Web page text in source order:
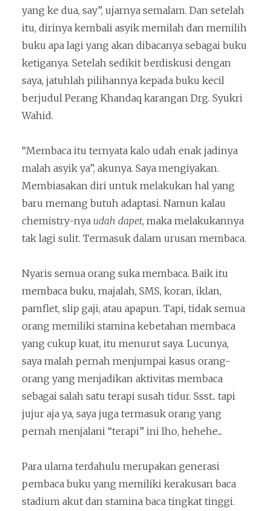
yang ke dua, say”, ujarnya semalam. Dan setelah
itu, dirinya kembali asyik memilah dan memilih
buku apa lagi yang akan dibacanya sebagai buku
ketiganya. Setelah sedikit berdiskusi dengan
saya, jatuhlah pilihannya kepada buku kecil
berjudul Perang Khandaq karangan Drg. Syukri
Wahid.
“Membaca itu ternyata kalo udah enak jadinya
malah asyik ya”, akunya. Saya mengiyakan.
Membiasakan diri untuk melakukan hal yang
baru memang butuh adaptasi. Namun kalau
chemistry-nya udah dapet, maka melakukannya
tak lagi sulit. Termasuk dalam urusan membaca.
Nyaris semua orang suka membaca. Baik itu
membaca buku, majalah, SMS, koran, iklan,
pamflet, slip gaji, atau apapun. Tapi, tidak semua
orang memiliki stamina kebetahan membaca
yang cukup kuat, itu menurut saya. Lucunya,
saya malah pernah menjumpai kasus orang-
orang yang menjadikan aktivitas membaca
sebagai salah satu terapi susah tidur. Ssst.. tapi
jujur aja ya, saya juga termasuk orang yang
pernah menjalani “terapi” ini lho, hehehe...
Para ulama terdahulu merupakan generasi
pembaca buku yang memiliki kerakusan baca
stadium akut dan stamina baca tingkat tinggi.